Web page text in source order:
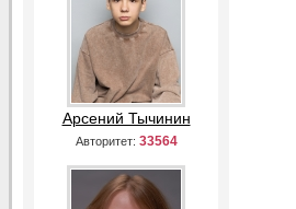
Арсений Тычинин
Авторитет: 33564